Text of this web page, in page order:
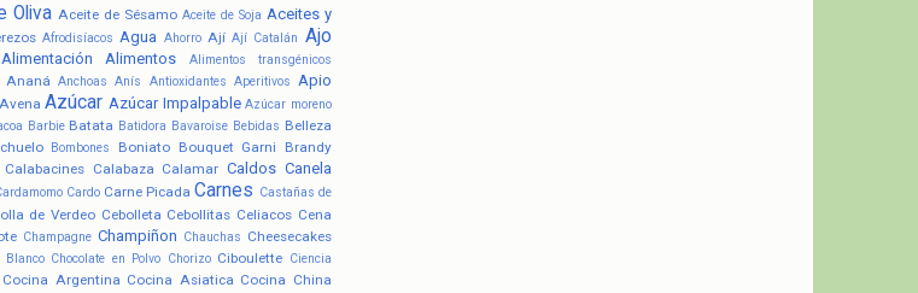
Oliva Aceite de Sésamo Aceite de Soja Aceites y
Afrodisíacos Agua Ahorro Ají Ají Catalán Ajo
Alimentación Alimentos Alimentos transgénicos
Ananá Anchoas Anís Antioxidantes Aperitivos Apio
Avena Azúcar Azúcar Impalpable Azúcar moreno
Barbie Batata Batidora Bavaroise Bebidas Belleza
Bombones Boniato Bouquet Garni
Brandy
Calabacines Calabaza Calamar Caldos Canela
Cardo Carne Picada Carnes Castañas de
de Verdeo Cebolleta Cebollitas Celiacos Cena
Champagne Champiñon Chauchas Cheesecakes
Blanco Chocolate en Polvo Chorizo Ciboulette Ciencia
Cocina Argentina Cocina Asiatica Cocina China